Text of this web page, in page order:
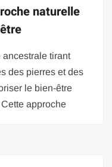
naturelle
tirant
des pierres et des
le bien-être
approche